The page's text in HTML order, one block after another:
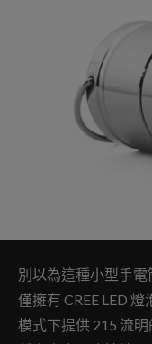
別以為這種小型手
僅擁有 CREE LED
模式下提供 215 流